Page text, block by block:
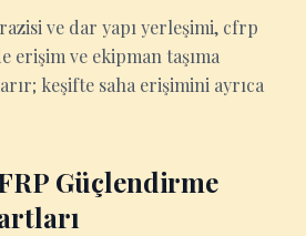
ve dar yapı yerleşimi, cfrp
erişim ve ekipman taşıma
keşifte saha erişimini ayrıca
Güçlendirme